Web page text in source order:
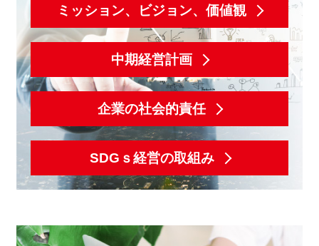
ミッション、ビジョン、価値観
中期経営計画
企業の社会的責任
SDGｓ経営の取組み